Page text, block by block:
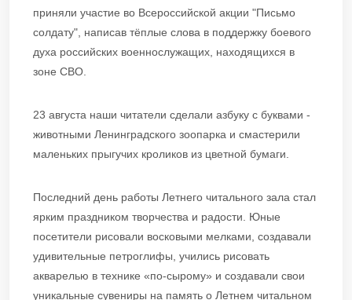
приняли участие во Всероссийской акции "Письмо
солдату", написав тёплые слова в поддержку боевого
духа российских военнослужащих, находящихся в
зоне СВО.
23 августа наши читатели сделали азбуку с буквами -
животными Ленинградского зоопарка и смастерили
маленьких прыгучих кроликов из цветной бумаги.
Последний день работы Летнего читального зала стал
ярким праздником творчества и радости. Юные
посетители рисовали восковыми мелками, создавали
удивительные петроглифы, учились рисовать
акварелью в технике «по-сырому» и создавали свои
уникальные сувениры на память о Летнем читальном